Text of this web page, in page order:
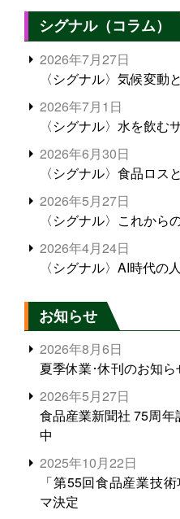
シグナル（コラム）
2026年7月27日
〈シグナル〉気候変動
2026年7月1日
〈シグナル〉水を飲む
2026年6月30日
〈シグナル〉食品ロス
2026年5月27日
〈シグナル〉これから
2026年4月24日
〈シグナル〉AI時代の
お知らせ
2026年8月6日
夏季休業･休刊のお知
2026年5月27日
食品産業新聞社 75周
中
2025年10月22日
「第55回食品産業技
マ決定